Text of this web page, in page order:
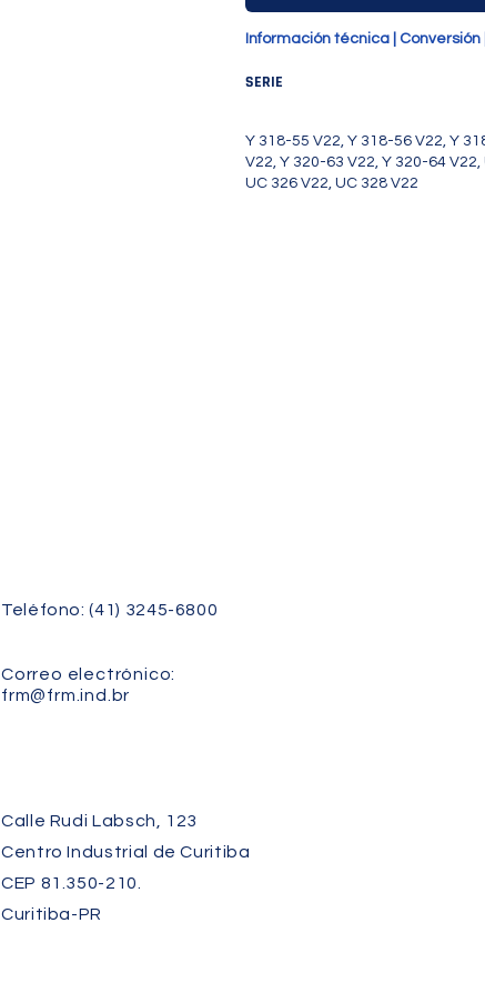
Información técnica |
SERIE
Y 318-55 V22, Y 318-56 V22, Y
V22, Y 320-63 V22, Y 320-64
UC 326 V22, UC 328 V22
Teléfono: (41) 3245-6800
Correo electrónico:
frm@frm.ind.br
Calle Rudi Labsch, 123
Centro Industrial de Curitiba
CEP 81.350-210.
Curitiba-PR